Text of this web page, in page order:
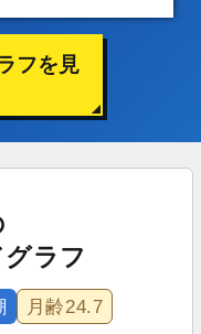
フを見
ラフ
月齢24.7